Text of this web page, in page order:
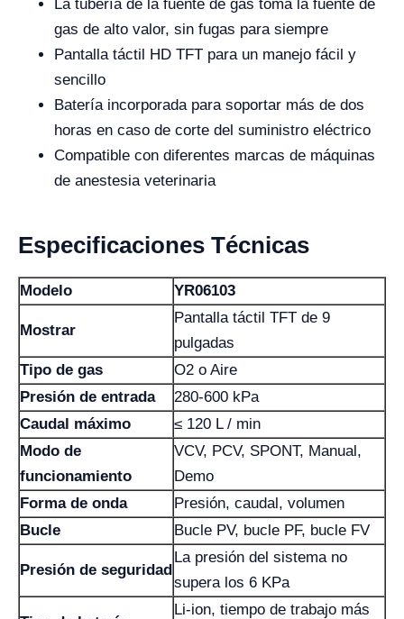
La tubería de la fuente de gas toma la fuente de
gas de alto valor, sin fugas para siempre
Pantalla táctil HD TFT para un manejo fácil y
sencillo
Batería incorporada para soportar más de dos
horas en caso de corte del suministro eléctrico
Compatible con diferentes marcas de máquinas
de anestesia veterinaria
Especificaciones Técnicas
Modelo YR06103
Mostrar
Pantalla táctil TFT de 9
pulgadas
Tipo de gas
O2 o Aire
Presión de entrada
280-600 kPa
Caudal máximo
≤ 120 L / min
Modo de
funcionamiento
VCV, PCV, SPONT, Manual,
Demo
Forma de onda
Presión, caudal, volumen
Bucle
Bucle PV, bucle PF, bucle FV
Presión de seguridad
La presión del sistema no
supera los 6 KPa
Li-ion, tiempo de trabajo más